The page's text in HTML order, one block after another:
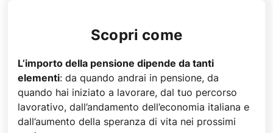
Scopri come
L’importo della pensione dipende da tanti
elementi: da quando andrai in pensione, da
quando hai iniziato a lavorare, dal tuo percorso
lavorativo, dall’andamento dell’economia italiana e
dall’aumento della speranza di vita nei prossimi